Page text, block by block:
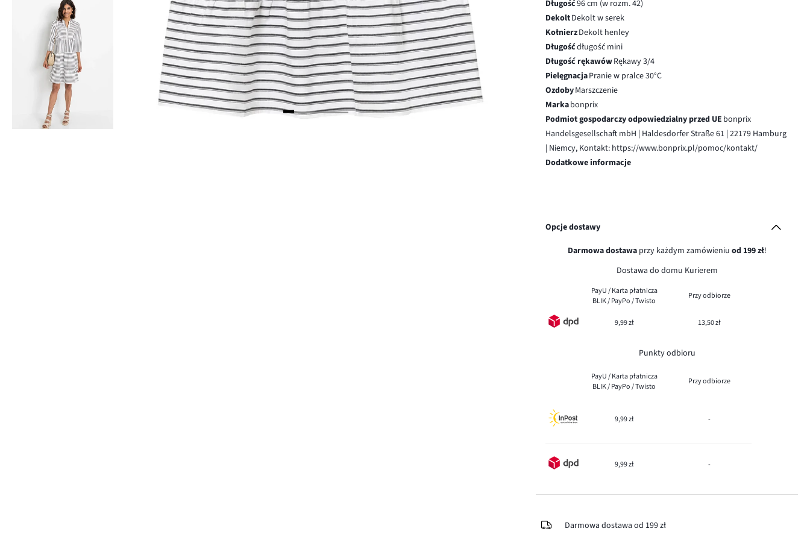
Długość96 cm (w rozm. 42)
DekoltDekolt w serek
KołnierzDekolt henley
Długośćdługość mini
Długość rękawówRękawy 3/4
PielęgnacjaPranie w pralce 30°C
OzdobyMarszczenie
Markabonprix
Podmiot gospodarczy odpowiedzialny przed UE bonprix
Handelsgesellschaft mbH | Haldesdorfer Straße 61 | 22179 Hamburg
| Niemcy, Kontakt: https://www.bonprix.pl/pomoc/kontakt/
Dodatkowe informacje
Opcje dostawy
Darmowa dostawaprzy każdym zamówieniu od 199 zł!
Dostawa do domu Kurierem
PayU / Karta płatnicza
BLIK / PayPo / Twisto
Przy odbiorze
9,99 zł 13,50 zł
Punkty odbioru
PayU / Karta płatnicza
BLIK / PayPo / Twisto
Przy odbiorze
9,99 zł -
9,99 zł -
Darmowa dostawa od 199 zł